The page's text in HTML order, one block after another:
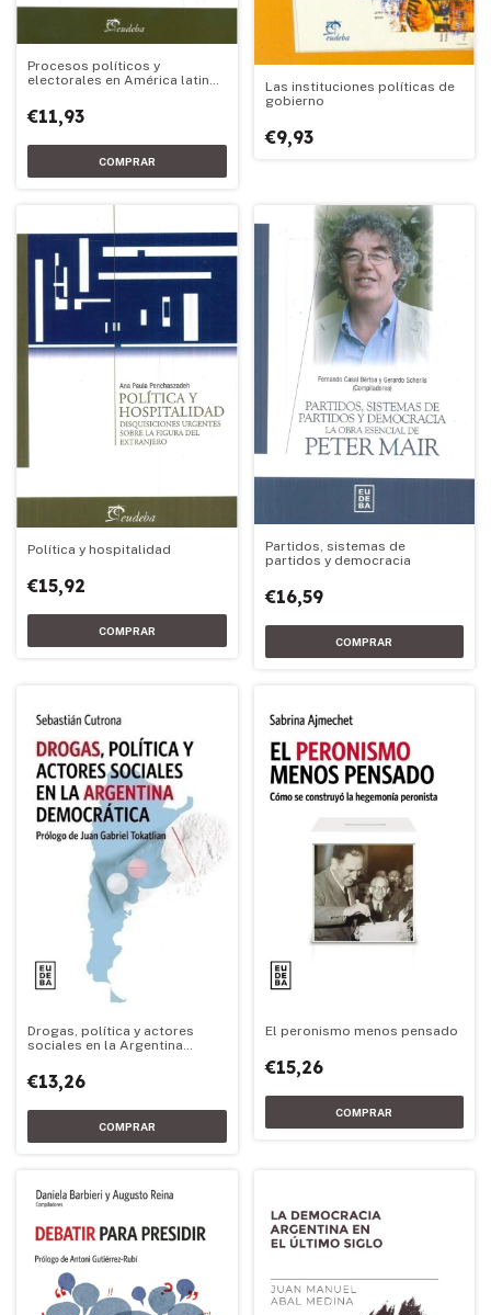
Procesos políticos y
electorales en América latina
€11,93
Las instituciones políticas de
gobierno
€9,93
Política y hospitalidad
€15,92
Partidos, sistemas de
partidos y democracia
€16,59
Drogas, política y actores
sociales en la Argentina
€13,26
El peronismo menos pensado
€15,26